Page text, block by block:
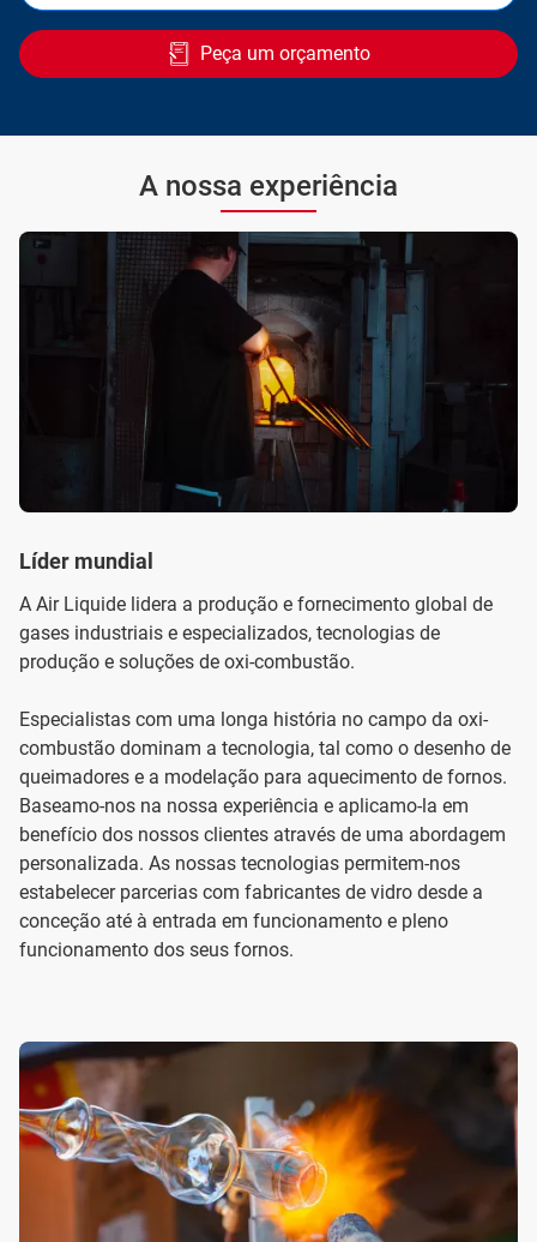
Peça um orçamento
A nossa experiência
Líder mundial
A Air Liquide lidera a produção e fornecimento global de
gases industriais e especializados, tecnologias de
produção e soluções de oxi-combustão.
Especialistas com uma longa história no campo da oxi-
combustão dominam a tecnologia, tal como o desenho de
queimadores e a modelação para aquecimento de fornos.
Baseamo-nos na nossa experiência e aplicamo-la em
benefício dos nossos clientes através de uma abordagem
personalizada. As nossas tecnologias permitem-nos
estabelecer parcerias com fabricantes de vidro desde a
conceção até à entrada em funcionamento e pleno
funcionamento dos seus fornos.